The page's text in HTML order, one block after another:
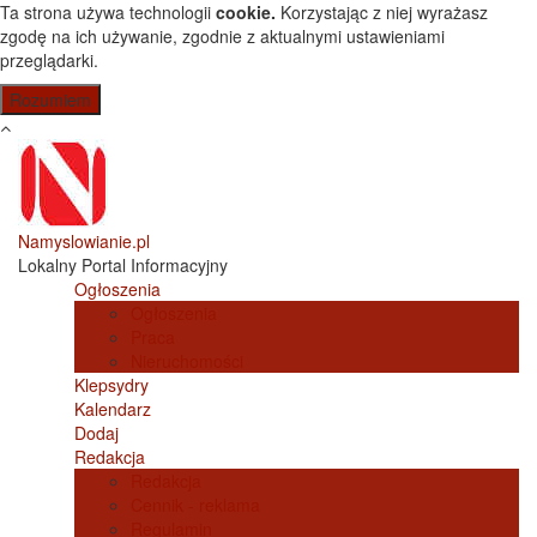
Przejdź do treści
Ta strona używa technologii cookie. Korzystając z niej wyrażasz
zgodę na ich używanie, zgodnie z aktualnymi ustawieniami
przeglądarki.
Namyslowianie.pl
Lokalny Portal Informacyjny
Ogłoszenia
Klepsydry
Kalendarz
Dodaj
Redakcja